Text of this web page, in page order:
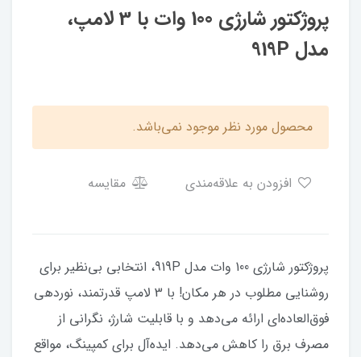
پروژکتور شارژی 100 وات با 3 لامپ،
مدل 919P
محصول مورد نظر موجود نمی‌باشد.
مقایسه
پروژکتور شارژی 100 وات مدل 919P، انتخابی بی‌نظیر برای
روشنایی مطلوب در هر مکان! با 3 لامپ قدرتمند، نوردهی
فوق‌العاده‌ای ارائه می‌دهد و با قابلیت شارژ، نگرانی از
مصرف برق را کاهش می‌دهد. ایده‌آل برای کمپینگ، مواقع